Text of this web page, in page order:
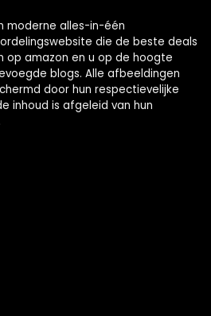
moderne alles-in-één
die de beste deals
op amazon en u op de hoogte
blogs. Alle afbeeldingen
door hun respectievelijke
inhoud is afgeleid van hun